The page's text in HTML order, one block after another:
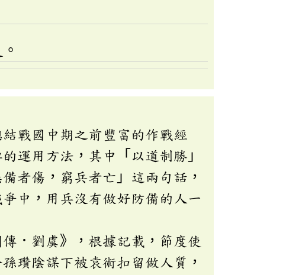
戰國中期之前豐富的作戰經
運用方法，其中「以道制勝」
者傷，窮兵者亡」這兩句話，
中，用兵沒有做好防備的人一
．劉虞》，根據記載，節度使
瓚陰謀下被袁術扣留做人質，